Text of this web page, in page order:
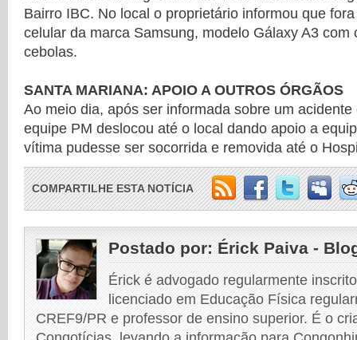
Bairro IBC. No local o proprietário informou que
celular da marca Samsung, modelo Gálaxy A3 com
cebolas.
SANTA MARIANA: APOIO A OUTROS ÓRGÃOS
Ao meio dia, após ser informada sobre um
equipe PM deslocou até o local dando apoio a
vítima pudesse ser socorrida e removida até o
COMPARTILHE ESTA NOTÍCIA
Postado por: Érick Paiva -
Érick é advogado regularmente
licenciado em Educação Física
CREF9/PR e professor de ensino superior. É o